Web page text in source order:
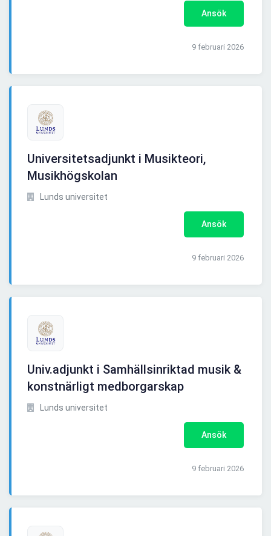
Ansök
9 februari 2026
Universitetsadjunkt i Musikteori,
Musikhögskolan
Lunds universitet
Ansök
9 februari 2026
Univ.adjunkt i Samhällsinriktad musik &
konstnärligt medborgarskap
Lunds universitet
Ansök
9 februari 2026